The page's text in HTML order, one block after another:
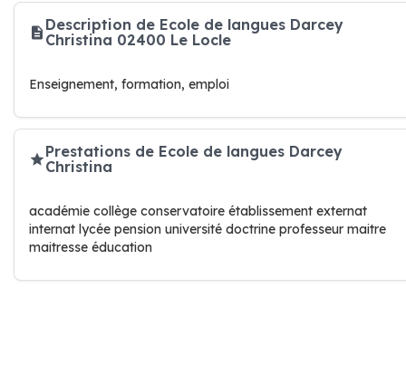
Description de Ecole de langues Darcey
Christina 02400 Le Locle
Enseignement, formation, emploi
Prestations de Ecole de langues Darcey
Christina
académie collège conservatoire établissement externat
internat lycée pension université doctrine professeur maitre
maitresse éducation